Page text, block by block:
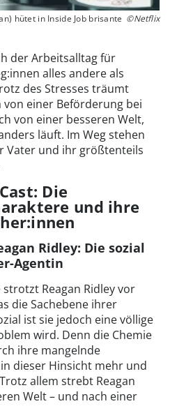
hütet in Inside Job brisante ©Netflix
der Arbeitsalltag für
alles andere als
des Stresses träumt
von einer Beförderung bei
von einer besseren Welt,
läuft. Im Weg stehen
Vater und ihr größtenteils
Die
und ihre
Ridley: Die sozial
Agentin
strotzt Reagan Ridley vor
die Sachebene ihrer
ist sie jedoch eine völlige
wird. Denn die Chemie
ihre mangelnde
dieser Hinsicht mehr und
allem strebt Reagan
Welt – und nach einer